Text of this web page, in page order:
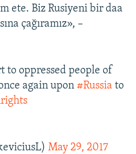
ete. Biz Rusiyeni bir daa
çağıramız», –
to oppressed people of
again upon #Russia to
May 29, 2017